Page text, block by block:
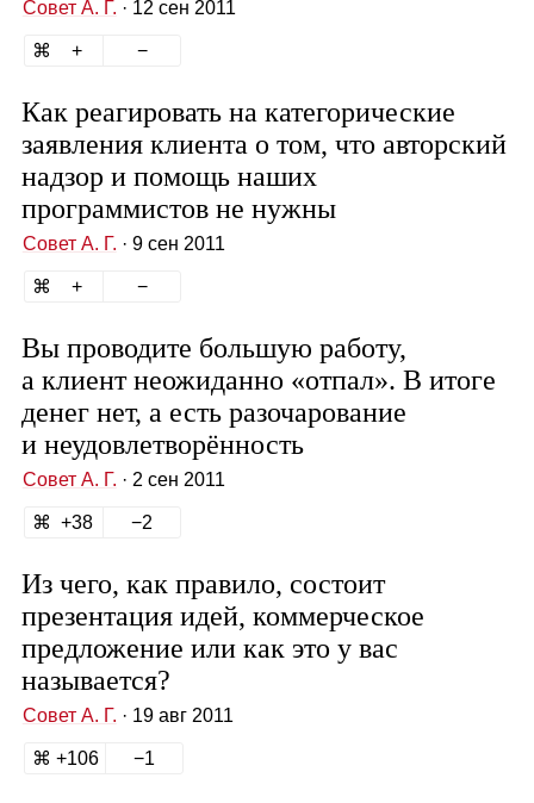
Совет А. Г. · 12 сен 2011
Как реагировать на категорические
заявления клиента о том, что авторский
надзор и помощь наших
программистов не нужны
Совет А. Г. · 9 сен 2011
Вы проводите большую работу,
а клиент неожиданно «отпал». В итоге
денег нет, а есть разочарование
и неудовлетворённость
Совет А. Г. · 2 сен 2011
38 2
Из чего, как правило, состоит
презентация идей, коммерческое
предложение или как это у вас
называется?
Совет А. Г. · 19 авг 2011
106 1